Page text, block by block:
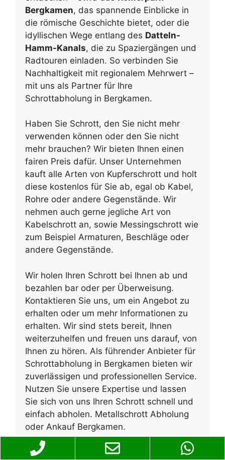
Bergkamen, das spannende Einblicke in
die römische Geschichte bietet, oder die
idyllischen Wege entlang des Datteln-
Hamm-Kanals, die zu Spaziergängen und
Radtouren einladen. So verbinden Sie
Nachhaltigkeit mit regionalem Mehrwert –
mit uns als Partner für Ihre
Schrottabholung in Bergkamen.
Haben Sie Schrott, den Sie nicht mehr
verwenden können oder den Sie nicht
mehr brauchen? Wir bieten Ihnen einen
fairen Preis dafür. Unser Unternehmen
kauft alle Arten von Kupferschrott und holt
diese kostenlos für Sie ab, egal ob Kabel,
Rohre oder andere Gegenstände. Wir
nehmen auch gerne jegliche Art von
Kabelschrott an, sowie Messingschrott wie
zum Beispiel Armaturen, Beschläge oder
andere Gegenstände.
Wir holen Ihren Schrott bei Ihnen ab und
bezahlen bar oder per Überweisung.
Kontaktieren Sie uns, um ein Angebot zu
erhalten oder um mehr Informationen zu
erhalten. Wir sind stets bereit, Ihnen
weiterzuhelfen und freuen uns darauf, von
Ihnen zu hören. Als führender Anbieter für
Schrottabholung in Bergkamen bieten wir
zuverlässigen und professionellen Service.
Nutzen Sie unsere Expertise und lassen
Sie sich von uns Ihren Schrott schnell und
einfach abholen. Metallschrott Abholung
oder Ankauf Bergkamen.
Schrottabholung Bergkamen